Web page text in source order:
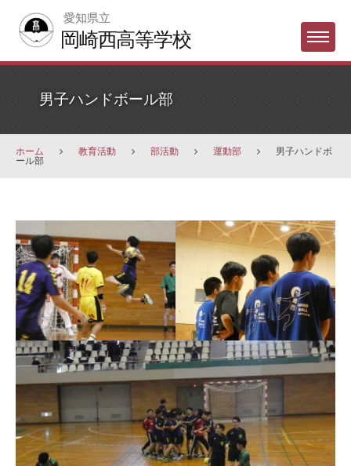
愛知県立
岡崎西高等学校 Menu
男子ハンドボール部
ホーム 教育活動 部活動 運動部
男子ハンドボ
ール部
男
子
ハ
ン
ド
ボ
ー
ル
部
2026
年
6